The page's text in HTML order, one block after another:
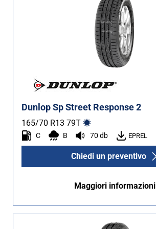
Dunlop Sp Street Response 2
165/70 R13 79T
C B 70 db EPREL
Chiedi un preventivo
Maggiori informazioni